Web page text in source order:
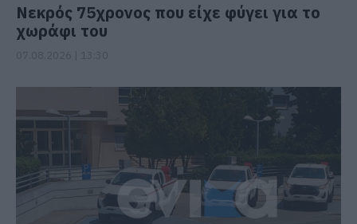
Νεκρός 75χρονος που είχε φύγει για το
χωράφι του